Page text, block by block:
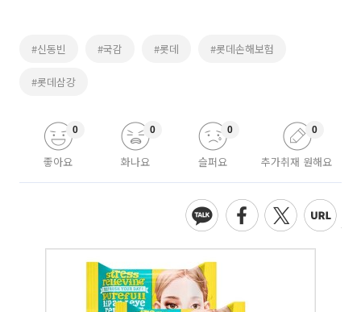
#신동빈 #국감 #롯데 #롯데손해보험
#롯데삼강
좋아요
0
화나요
0
슬퍼요
0
추가취재 원해요
0